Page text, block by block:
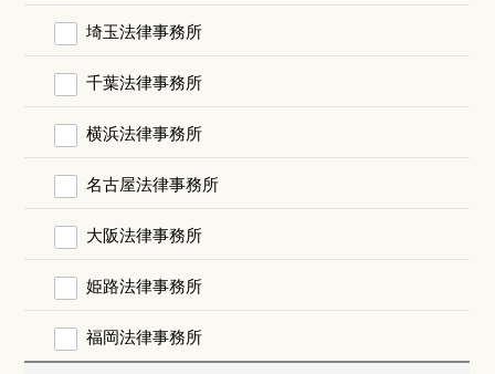
埼玉法律事務所
千葉法律事務所
横浜法律事務所
名古屋法律事務所
大阪法律事務所
姫路法律事務所
福岡法律事務所